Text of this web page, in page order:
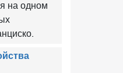
на одном